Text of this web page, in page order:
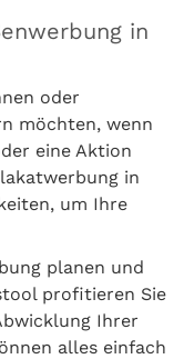
in
oder
möchten, wenn
eine Aktion
in
um Ihre
planen und
profitieren Sie
Ihrer
alles einfach